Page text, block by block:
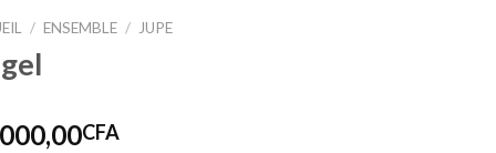
/ ENSEMBLE / JUPE
CFA